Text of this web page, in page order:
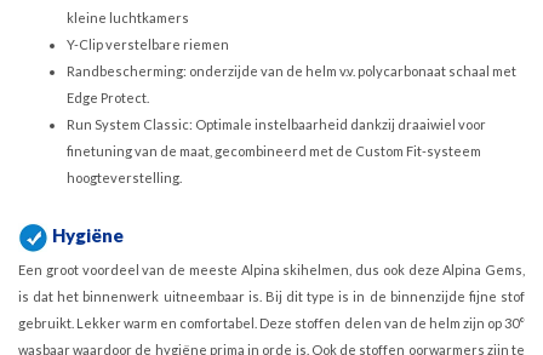
kleine luchtkamers
Y-Clip verstelbare riemen
Randbescherming: onderzijde van de helm v.v. polycarbonaat schaal met
Edge Protect.
Run System Classic: Optimale instelbaarheid dankzij draaiwiel voor
finetuning van de maat, gecombineerd met de Custom Fit-systeem
hoogteverstelling.
Hygiëne
Een groot voordeel van de meeste Alpina skihelmen, dus ook deze Alpina Gems,
is dat het binnenwerk uitneembaar is. Bij dit type is in de binnenzijde fijne stof
gebruikt. Lekker warm en comfortabel. Deze stoffen delen van de helm zijn op 30°
wasbaar waardoor de hygiëne prima in orde is. Ook de stoffen oorwarmers zijn te